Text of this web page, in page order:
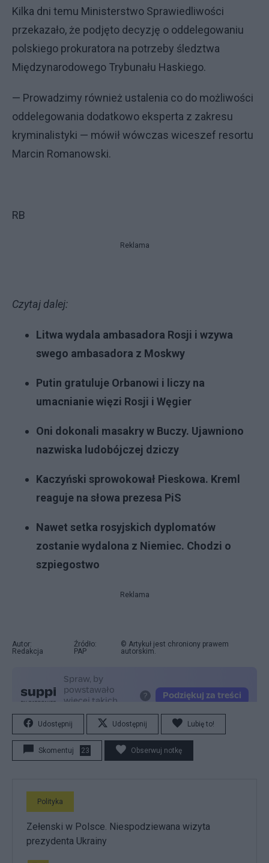
Kilka dni temu Ministerstwo Sprawiedliwości
przekazało, że podjęto decyzję o oddelegowaniu
polskiego prokuratora na potrzeby śledztwa
Międzynarodowego Trybunału Haskiego.
— Prowadzimy również ustalenia co do możliwości
oddelegowania dodatkowo eksperta z zakresu
kryminalistyki — mówił wówczas wiceszef resortu
Marcin Romanowski.
RB
Reklama
Czytaj dalej:
Litwa wydala ambasadora Rosji i wzywa
swego ambasadora z Moskwy
Putin gratuluje Orbanowi i liczy na
umacnianie więzi Rosji i Węgier
Oni dokonali masakry w Buczy. Ujawniono
nazwiska ludobójczej dziczy
Kaczyński sprowokował Pieskowa. Kreml
reaguje na słowa prezesa PiS
Nawet setka rosyjskich dyplomatów
zostanie wydalona z Niemiec. Chodzi o
szpiegostwo
Reklama
Autor:
Redakcja
Źródło:
PAP
© Artykuł jest chroniony prawem
autorskim.
Udostępnij Udostępnij Lubię to!
Skomentuj 23 Obserwuj notkę
Polityka
Zełenski w Polsce. Niespodziewana wizyta
prezydenta Ukrainy